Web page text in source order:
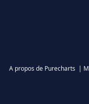
A propos de Purecharts |